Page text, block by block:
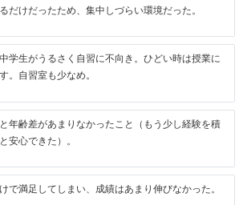
だけだったため、集中しづらい環境だった。
学生がうるさく自習に不向き。ひどい時は授業に
。自習室も少なめ。
年齢差があまりなかったこと（もう少し経験を積
安心できた）。
で満足してしまい、成績はあまり伸びなかった。